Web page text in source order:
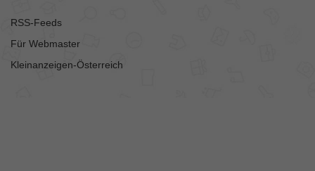
RSS-Feeds
Für Webmaster
Kleinanzeigen-Österreich